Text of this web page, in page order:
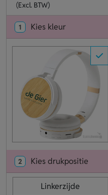
(Excl. BTW)
1 Kies kleur
2 Kies drukpositie
Linkerzijde